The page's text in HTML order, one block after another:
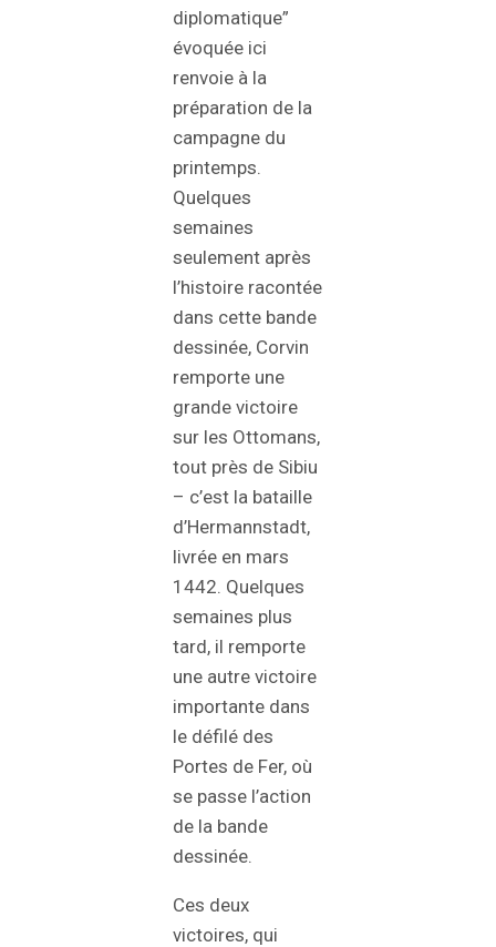
diplomatique”
évoquée ici
renvoie à la
préparation de la
campagne du
printemps.
Quelques
semaines
seulement après
l’histoire racontée
dans cette bande
dessinée, Corvin
remporte une
grande victoire
sur les Ottomans,
tout près de Sibiu
– c’est la bataille
d’Hermannstadt,
livrée en mars
1442. Quelques
semaines plus
tard, il remporte
une autre victoire
importante dans
le défilé des
Portes de Fer, où
se passe l’action
de la bande
dessinée.
Ces deux
victoires, qui